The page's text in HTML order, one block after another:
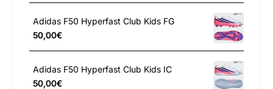
adidas sind junge Sportler_innen bestens für höchste
Performance ausgerüstet.
Reguläre Passform
Adidas F50 Hyperfast Club Kids FG
50,00€
Adidas F50 Hyperfast Club Kids IC
50,00€